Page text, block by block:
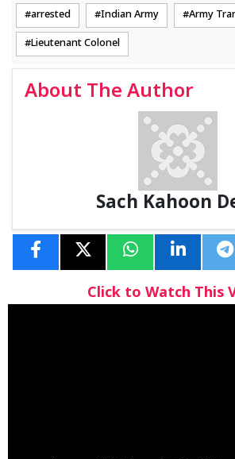
arrested Indian Army Army
Lieutenant Colonel
About The Author
Sach Kahoon
Click to Watch This